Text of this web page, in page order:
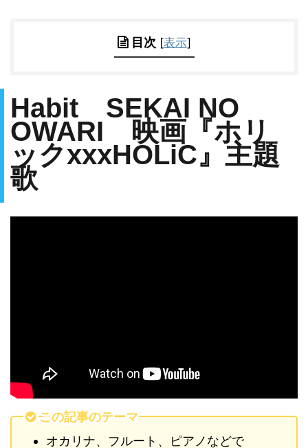
目次 [表示]
Habit SEKAI NO
OWARI 映画『ホリ
ックxxxHOLiC』主題
歌
この記事のテーマ
オカリナ、フルート、ピアノなどで